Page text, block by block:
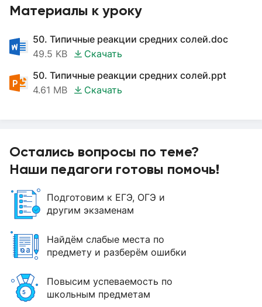
Материалы к уроку
50. Типичные реакции средних солей.doc
49.5 KB
Скачать
50. Типичные реакции средних солей.ppt
4.61 MB
Скачать
Остались вопросы по теме?
Наши педагоги готовы помочь!
Подготовим к ЕГЭ, ОГЭ и
другим экзаменам
Найдём слабые места по
предмету и разберём ошибки
Повысим успеваемость по
школьным предметам